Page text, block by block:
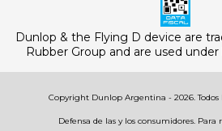
Dunlop & the Flying D device are
Rubber Group and are used
Copyright Dunlop Argentina - 2026. Todos
Defensa de las y los consumidores. Para